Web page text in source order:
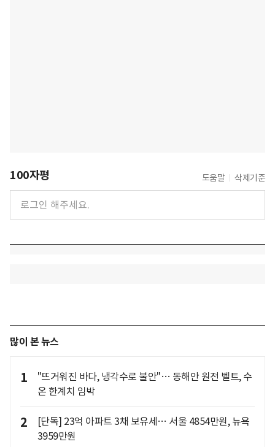
100자평 도움말 삭제기준
많이 본 뉴스
1
"뜨거워진 바다, 냉각수로 불안"… 동해안 원전 벨트, 수
온 한계치 임박
2
[단독] 23억 아파트 3채 보유세… 서울 4854만원, 뉴욕
3959만원